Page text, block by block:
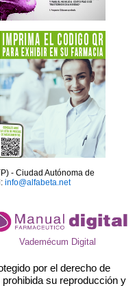
- Ciudad Autónoma de
info@alfabeta.net
Vademécum Digital
por el derecho de
su reproducción y